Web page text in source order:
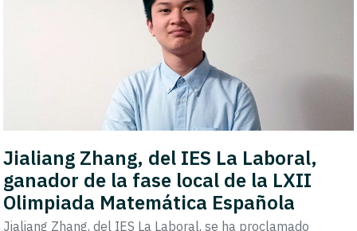
Jialiang Zhang, del IES La Laboral,
ganador de la fase local de la LXII
Olimpiada Matemática Española
Jialiang Zhang, del IES La Laboral, se ha proclamado